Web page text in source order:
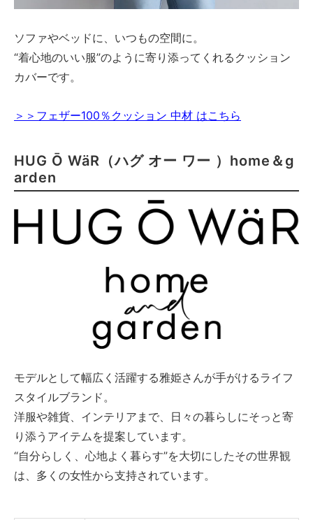
ソファやベッドに、いつもの空間に。
“着心地のいい服”のように寄り添ってくれるクッション
カバーです。
＞＞フェザー100％クッション 中材 はこちら
HUG Ō WäR（ハグ オー ワー ）home＆g
arden
モデルとして幅広く活躍する雅姫さんが手がけるライフ
スタイルブランド。
洋服や雑貨、インテリアまで、日々の暮らしにそっと寄
り添うアイテムを提案しています。
“自分らしく、心地よく暮らす”を大切にしたその世界観
は、多くの女性から支持されています。